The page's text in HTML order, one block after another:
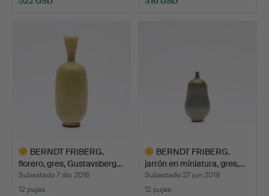
BERNDT FRIBERG.
florero, gres, Gustavsberg…
Subastado 7 dic 2016
12 pujas
BERNDT FRIBERG.
jarrón en miniatura, gres,…
Subastado 27 jun 2019
12 pujas